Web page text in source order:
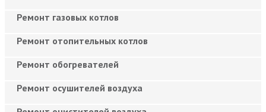
Ремонт газовых котлов
Ремонт отопительных котлов
Ремонт обогревателей
Ремонт осушителей воздуха